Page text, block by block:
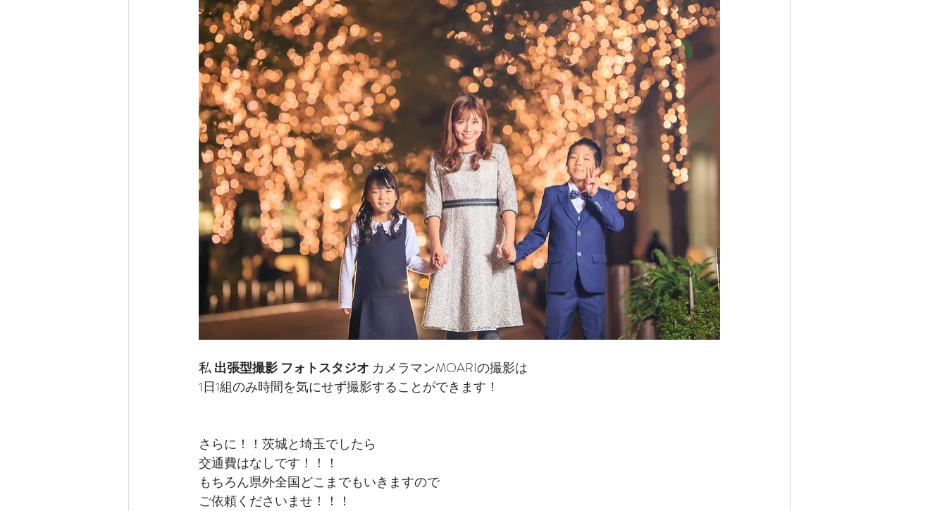
私 出張型撮影 フォトスタジオ カメラマンMOARIの撮影は
1日1組のみ時間を気にせず撮影することができます！
さらに！！茨城と埼玉でしたら
交通費はなしです！！！
もちろん県外全国どこまでもいきますので
ご依頼くださいませ！！！